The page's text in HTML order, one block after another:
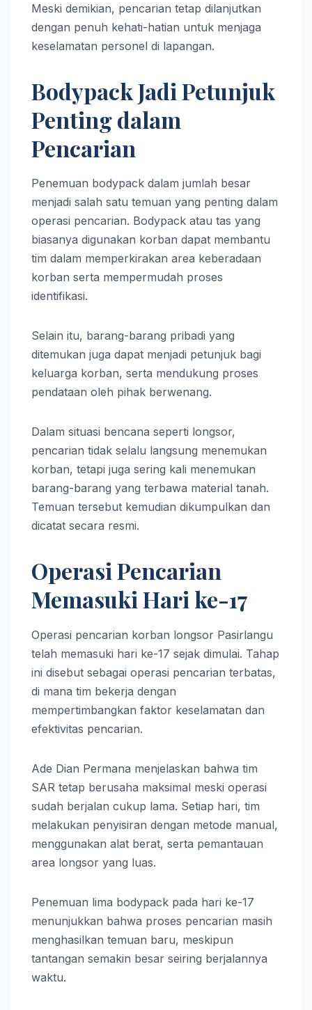
Meski demikian, pencarian tetap dilanjutkan
dengan penuh kehati-hatian untuk menjaga
keselamatan personel di lapangan.
Bodypack Jadi Petunjuk
Penting dalam
Pencarian
Penemuan bodypack dalam jumlah besar
menjadi salah satu temuan yang penting dalam
operasi pencarian. Bodypack atau tas yang
biasanya digunakan korban dapat membantu
tim dalam memperkirakan area keberadaan
korban serta mempermudah proses
identifikasi.
Selain itu, barang-barang pribadi yang
ditemukan juga dapat menjadi petunjuk bagi
keluarga korban, serta mendukung proses
pendataan oleh pihak berwenang.
Dalam situasi bencana seperti longsor,
pencarian tidak selalu langsung menemukan
korban, tetapi juga sering kali menemukan
barang-barang yang terbawa material tanah.
Temuan tersebut kemudian dikumpulkan dan
dicatat secara resmi.
Operasi Pencarian
Memasuki Hari ke-17
Operasi pencarian korban longsor Pasirlangu
telah memasuki hari ke-17 sejak dimulai. Tahap
ini disebut sebagai operasi pencarian terbatas,
di mana tim bekerja dengan
mempertimbangkan faktor keselamatan dan
efektivitas pencarian.
Ade Dian Permana menjelaskan bahwa tim
SAR tetap berusaha maksimal meski operasi
sudah berjalan cukup lama. Setiap hari, tim
melakukan penyisiran dengan metode manual,
menggunakan alat berat, serta pemantauan
area longsor yang luas.
Penemuan lima bodypack pada hari ke-17
menunjukkan bahwa proses pencarian masih
menghasilkan temuan baru, meskipun
tantangan semakin besar seiring berjalannya
waktu.